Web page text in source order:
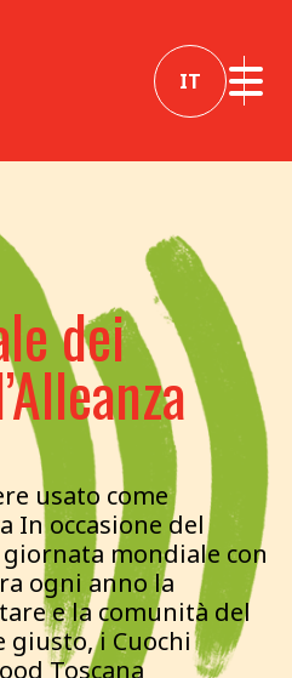
IT
dei
usato come
In occasione del
giornata mondiale con
ogni anno la
e la comunità del
i Cuochi
Toscana